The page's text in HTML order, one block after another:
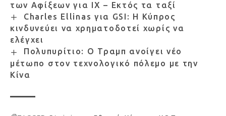
των Αφίξεων για ΙΧ – Εκτός τα ταξί
Charles Ellinas για GSI: Η Κύπρος
κινδυνεύει να χρηματοδοτεί χωρίς να
ελέγχει
Πολυπυρίτιο: Ο Τραμπ ανοίγει νέο
μέτωπο στον τεχνολογικό πόλεμο με την
Κίνα